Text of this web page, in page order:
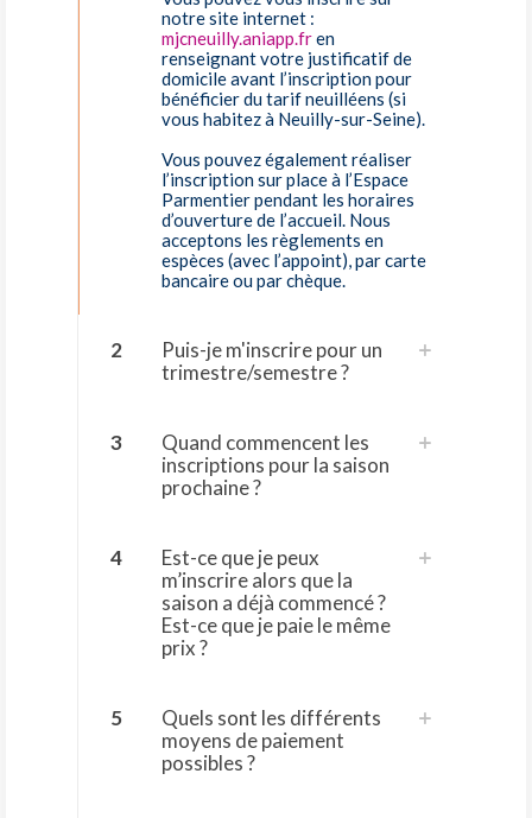
notre site internet :
mjcneuilly.aniapp.fren
renseignant votre justificatif de
domicile avant l’inscription pour
bénéficier du tarif neuilléens (si
vous habitez à Neuilly-sur-Seine).
Vous pouvez également réaliser
l’inscription sur place à l’Espace
Parmentier pendant les horaires
d’ouverture de l’accueil. Nous
acceptons les règlements en
espèces (avec l’appoint), par carte
bancaire ou par chèque.
2
Puis-je m'inscrire pour un
trimestre/semestre ?
3
Quand commencent les
inscriptions pour la saison
prochaine ?
4
Est-ce que je peux
m’inscrire alors que la
saison a déjà commencé ?
Est-ce que je paie le même
prix ?
5
Quels sont les différents
moyens de paiement
possibles ?